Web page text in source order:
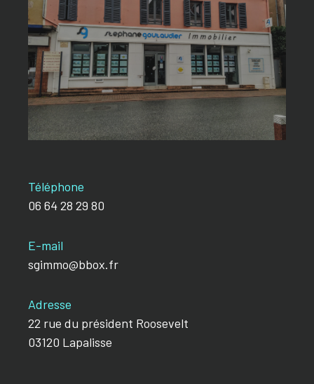
Téléphone
06 64 28 29 80
E-mail
sgimmo@bbox.fr
Adresse
22 rue du président Roosevelt
03120 Lapalisse